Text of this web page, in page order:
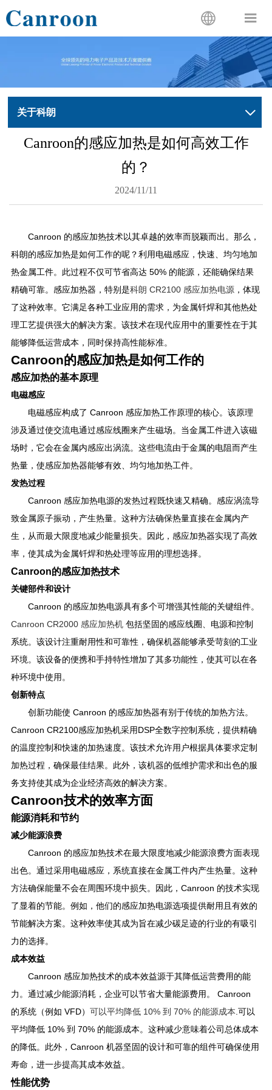
 
关于科朗 
Canroon的感应加热是如何高效工作
的？
2024/11/11
Canroon 的感应加热技术以其卓越的效率而脱颖而出。那么，
科朗的感应加热是如何工作的呢？利用电磁感应，快速、均匀地加
热金属工件。此过程不仅可节省高达 50% 的能源，还能确保结果
精确可靠。感应加热器，特别是科朗 CR2100 感应加热电源，体现
了这种效率。它满足各种工业应用的需求，为金属钎焊和其他热处
理工艺提供强大的解决方案。该技术在现代应用中的重要性在于其
能够降低运营成本，同时保持高性能标准。
Canroon的感应加热是如何工作的
感应加热的基本原理
电磁感应
电磁感应构成了 Canroon 感应加热工作原理的核心。该原理
涉及通过使交流电通过感应线圈来产生磁场。当金属工件进入该磁
场时，它会在金属内感应出涡流。这些电流由于金属的电阻而产生
热量，使感应加热器能够有效、均匀地加热工件。
发热过程
Canroon 感应加热电源的发热过程既快速又精确。感应涡流导
致金属原子振动，产生热量。这种方法确保热量直接在金属内产
生，从而最大限度地减少能量损失。因此，感应加热器实现了高效
率，使其成为金属钎焊和热处理等应用的理想选择。
Canroon的感应加热技术
关键部件和设计
Canroon 的感应加热电源具有多个可增强其性能的关键组件。
Canroon CR2000 感应加热机包括坚固的感应线圈、电源和控制
系统。该设计注重耐用性和可靠性，确保机器能够承受苛刻的工业
环境。该设备的便携和手持特性增加了其多功能性，使其可以在各
种环境中使用。
创新特点
创新功能使 Canroon 的感应加热器有别于传统的加热方法。
Canroon CR2100感应加热机采用DSP全数字控制系统，提供精确
的温度控制和快速的加热速度。该技术允许用户根据具体要求定制
加热过程，确保最佳结果。此外，该机器的低维护需求和出色的服
务支持使其成为企业经济高效的解决方案。
Canroon技术的效率方面
能源消耗和节约
减少能源浪费
Canroon 的感应加热技术在最大限度地减少能源浪费方面表现
出色。通过采用电磁感应，系统直接在金属工件内产生热量。这种
方法确保能量不会在周围环境中损失。因此，Canroon 的技术实现
了显着的节能。例如，他们的感应加热电源选项提供耐用且有效的
节能解决方案。这种效率使其成为旨在减少碳足迹的行业的有吸引
力的选择。
成本效益
Canroon 感应加热技术的成本效益源于其降低运营费用的能
力。通过减少能源消耗，企业可以节省大量能源费用。 Canroon
的系统（例如 VFD） 可以平均降低 10% 到 70% 的能源成本.可以
平均降低 10% 到 70% 的能源成本。这种减少意味着公司总体成本
的降低。此外，Canroon 机器坚固的设计和可靠的组件可确保使用
寿命，进一步提高其成本效益。
性能优势